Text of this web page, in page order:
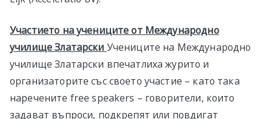
Участието на учениците от Международно
училище Златарски Учениците на Международно
училище Златарски впечатлиха журито и
организаторите със своето участие – като така
наречените free speakers – говорители, които
задават въпроси, подкрепят или повдигат